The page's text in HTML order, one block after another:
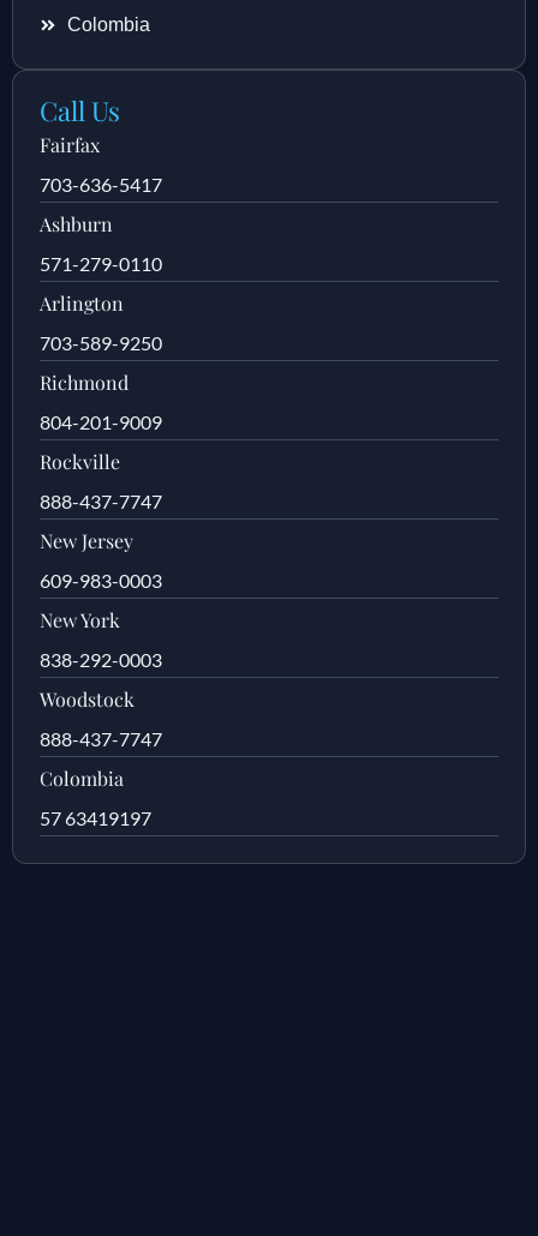
Colombia
Call Us
Fairfax
703-636-5417
Ashburn
571-279-0110
Arlington
703-589-9250
Richmond
804-201-9009
Rockville
888-437-7747
New Jersey
609-983-0003
New York
838-292-0003
Woodstock
888-437-7747
Colombia
57 63419197